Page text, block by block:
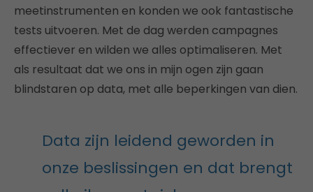
meetinstrumenten en konden we ook fantastische
tests uitvoeren. Met de dag werden campagnes
effectiever en wilden we alles optimaliseren. Met
als resultaat dat we ons in mijn ogen zijn gaan
blindstaren op data, met alle beperkingen van dien.
Data zijn leidend geworden in
onze beslissingen en dat brengt